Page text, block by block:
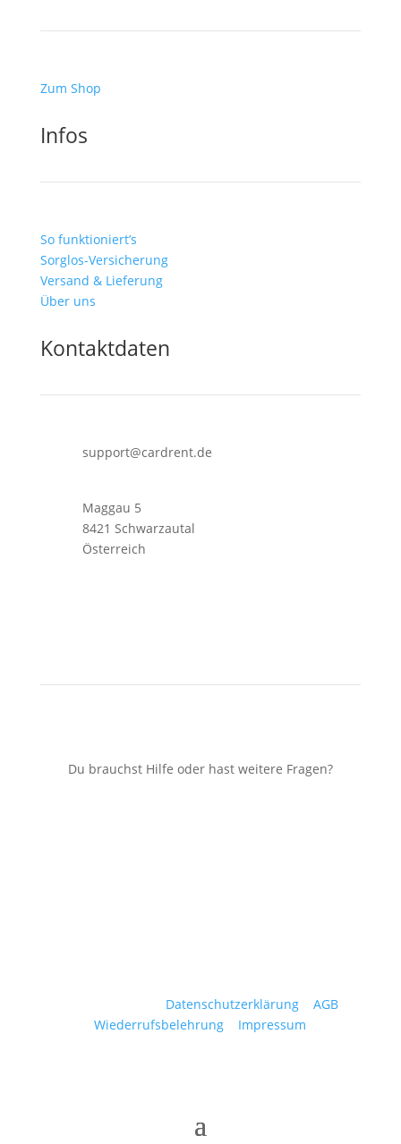
Zum Shop
Infos
So funktioniert’s
Sorglos-Versicherung
Versand & Lieferung
Über uns
Kontaktdaten
support@cardrent.de
Maggau 5
8421 Schwarzautal
Österreich
Du brauchst Hilfe oder hast weitere Fragen?
Datenschutzerklärung |AGB
Wiederrufsbelehrung
Impressum